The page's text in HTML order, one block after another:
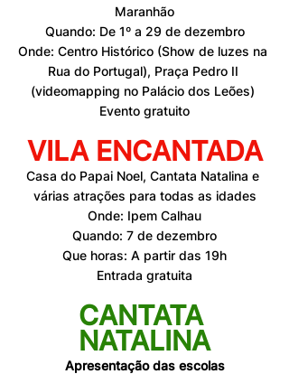
Maranhão
Quando: De 1º a 29 de dezembro
Onde: Centro Histórico (Show de luzes na
Rua do Portugal), Praça Pedro II
(videomapping no Palácio dos Leões)
Evento gratuito
VILA ENCANTADA
Casa do Papai Noel, Cantata Natalina e
várias atrações para todas as idades
Onde: Ipem Calhau
Quando: 7 de dezembro
Que horas: A partir das 19h
Entrada gratuita
CANTATA
NATALINA
Apresentação das escolas